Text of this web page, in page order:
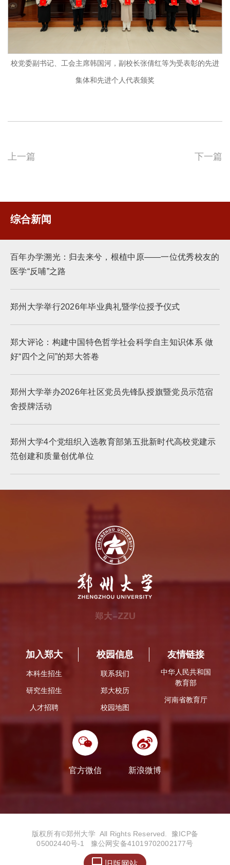
校党委副书记、工会主席韩国河，副校长张倩红等为受表彰的先进
集体和先进个人代表颁奖
上一篇 下一篇
综合新闻
百年办学溯光：归去来兮，根植中原——一位优秀校友的
医学“反哺”之路
郑州大学举行2026年毕业典礼暨学位授予仪式
郑大评论：构建中国特色哲学社会科学自主知识体系 做
好“四个之问”的郑大答卷
郑州大学举办2026年社区党员先锋队授旗暨党员示范宿
舍授牌活动
郑州大学4个党组织入选教育部第五批新时代高校党建示
范创建和质量创优单位
加入郑大
本科生招生
研究生招生
人才招聘
校园信息
联系我们
郑大校历
校园地图
友情链接
中华人民共和国
教育部
河南省教育厅
官方微信 新浪微博
版权所有©️郑州大学 All Rights Reserved.豫ICP备
05002440号-1
豫公网安备41019702002177号